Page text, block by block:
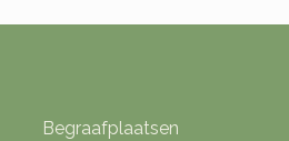
Begraafplaatsen